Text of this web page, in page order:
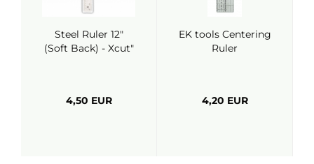
Steel Ruler 12"
(Soft Back) - Xcut"
4,50 EUR
EK tools Centering
Ruler
4,20 EUR